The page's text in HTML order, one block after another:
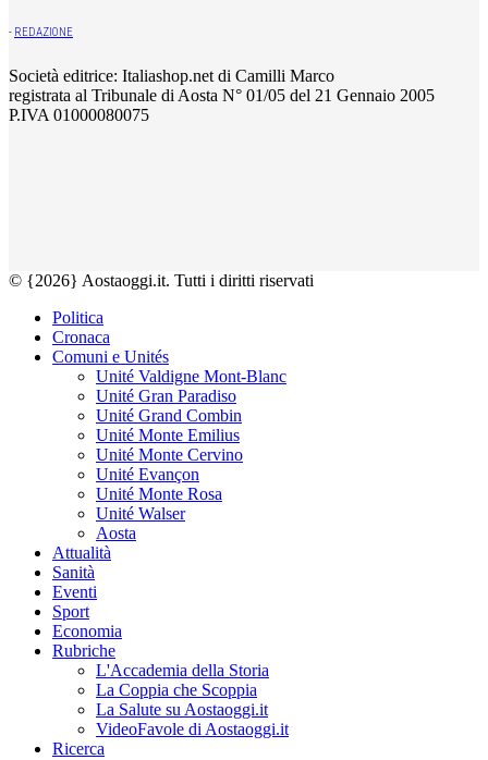
- REDAZIONE
Società editrice: Italiashop.net di Camilli Marco
registrata al Tribunale di Aosta N° 01/05 del 21 Gennaio 2005
P.IVA 01000080075
© {2026} Aostaoggi.it. Tutti i diritti riservati
Politica
Cronaca
Comuni e Unités
Unité Valdigne Mont-Blanc
Unité Gran Paradiso
Unité Grand Combin
Unité Monte Emilius
Unité Monte Cervino
Unité Evançon
Unité Monte Rosa
Unité Walser
Aosta
Attualità
Sanità
Eventi
Sport
Economia
Rubriche
L'Accademia della Storia
La Coppia che Scoppia
La Salute su Aostaoggi.it
VideoFavole di Aostaoggi.it
Ricerca